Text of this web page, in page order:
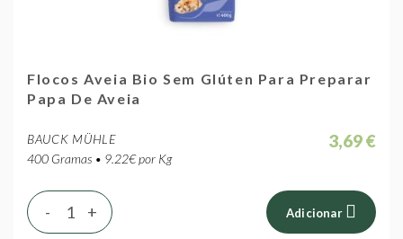
Flocos Aveia Bio Sem Glúten Para Preparar
Papa De Aveia
BAUCK MÜHLE
400 Gramas • 9.22€ por Kg
3,69 €
+
- Adicionar